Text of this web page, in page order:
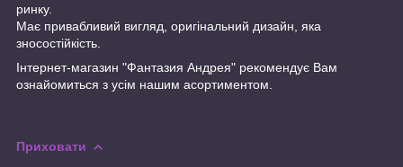
ринку.
Має привабливий вигляд, оригінальний дизайн, яка
зносостійкість.
Інтернет-магазин "Фантазия Андрея" рекомендує Вам
ознайомиться з усім нашим асортиментом.
Приховати